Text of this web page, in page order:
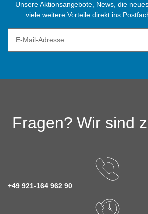
Unsere Aktionsangebote, News, die
viele weitere Vorteile direkt ins
Fragen? Wir sind
+49 921-164 962 90